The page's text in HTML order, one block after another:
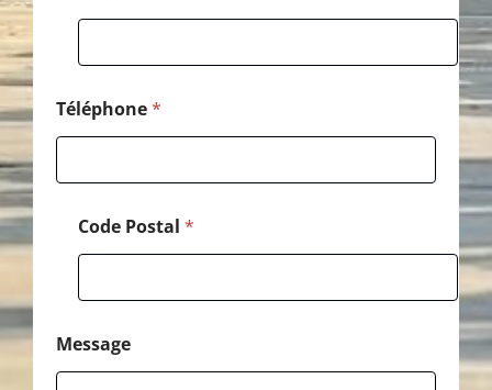
Téléphone*
o
n
e
Code Postal *
Message